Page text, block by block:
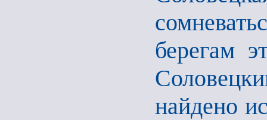
берегам
найдено